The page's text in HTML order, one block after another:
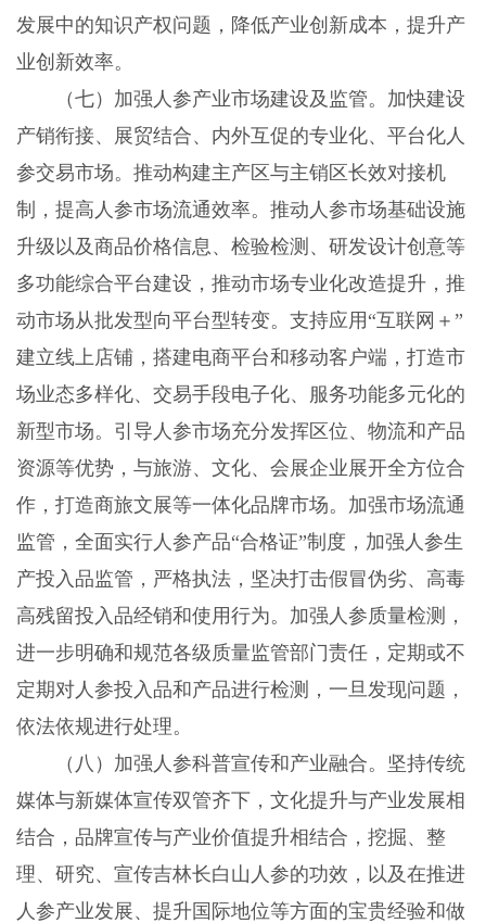
发展中的知识产权问题，降低产业创新成本，提升产
业创新效率。
（七）加强人参产业市场建设及监管。加快建设
产销衔接、展贸结合、内外互促的专业化、平台化人
参交易市场。推动构建主产区与主销区长效对接机
制，提高人参市场流通效率。推动人参市场基础设施
升级以及商品价格信息、检验检测、研发设计创意等
多功能综合平台建设，推动市场专业化改造提升，推
动市场从批发型向平台型转变。支持应用“互联网＋”
建立线上店铺，搭建电商平台和移动客户端，打造市
场业态多样化、交易手段电子化、服务功能多元化的
新型市场。引导人参市场充分发挥区位、物流和产品
资源等优势，与旅游、文化、会展企业展开全方位合
作，打造商旅文展等一体化品牌市场。加强市场流通
监管，全面实行人参产品“合格证”制度，加强人参生
产投入品监管，严格执法，坚决打击假冒伪劣、高毒
高残留投入品经销和使用行为。加强人参质量检测，
进一步明确和规范各级质量监管部门责任，定期或不
定期对人参投入品和产品进行检测，一旦发现问题，
依法依规进行处理。
（八）加强人参科普宣传和产业融合。坚持传统
媒体与新媒体宣传双管齐下，文化提升与产业发展相
结合，品牌宣传与产业价值提升相结合，挖掘、整
理、研究、宣传吉林长白山人参的功效，以及在推进
人参产业发展、提升国际地位等方面的宝贵经验和做